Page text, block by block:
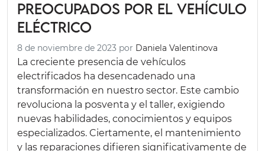
Preocupados por el vehículo
eléctrico
8 de noviembre de 2023 por Daniela Valentinova
La creciente presencia de vehículos
electrificados ha desencadenado una
transformación en nuestro sector. Este cambio
revoluciona la posventa y el taller, exigiendo
nuevas habilidades, conocimientos y equipos
especializados. Ciertamente, el mantenimiento
y las reparaciones difieren significativamente de